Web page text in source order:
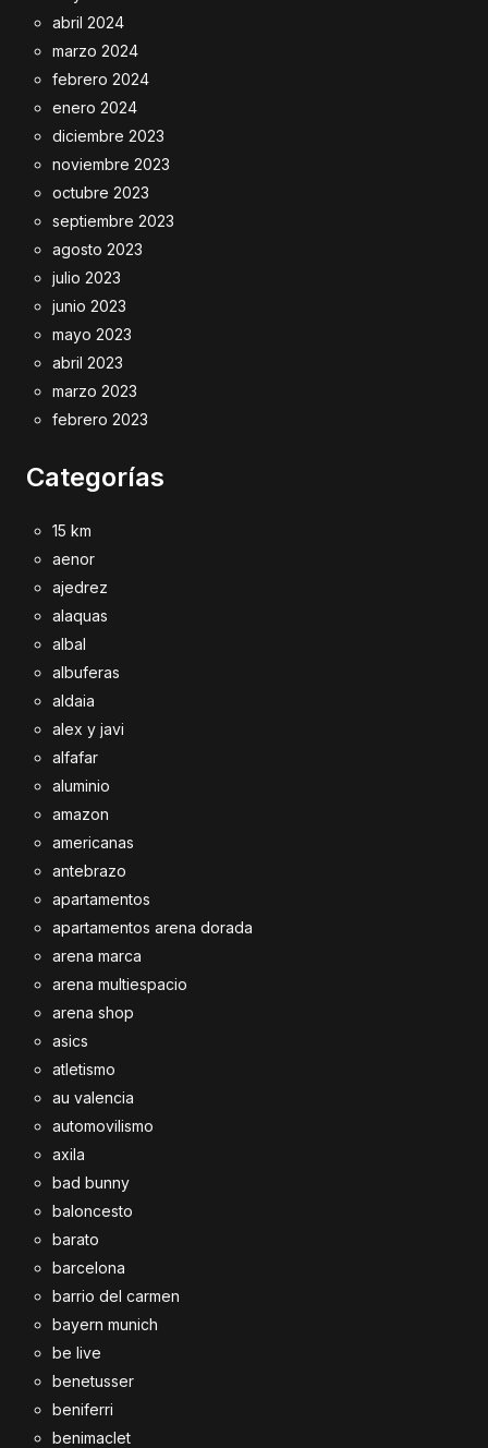
abril 2024
marzo 2024
febrero 2024
enero 2024
diciembre 2023
noviembre 2023
octubre 2023
septiembre 2023
agosto 2023
julio 2023
junio 2023
mayo 2023
abril 2023
marzo 2023
febrero 2023
Categorías
15 km
aenor
ajedrez
alaquas
albal
albuferas
aldaia
alex y javi
alfafar
aluminio
amazon
americanas
antebrazo
apartamentos
apartamentos arena dorada
arena marca
arena multiespacio
arena shop
asics
atletismo
au valencia
automovilismo
axila
bad bunny
baloncesto
barato
barcelona
barrio del carmen
bayern munich
be live
benetusser
beniferri
benimaclet